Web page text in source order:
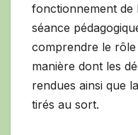
fonctionnement de
séance
comprendre le rôle
manière dont les
rendues ainsi que
tirés au sort.